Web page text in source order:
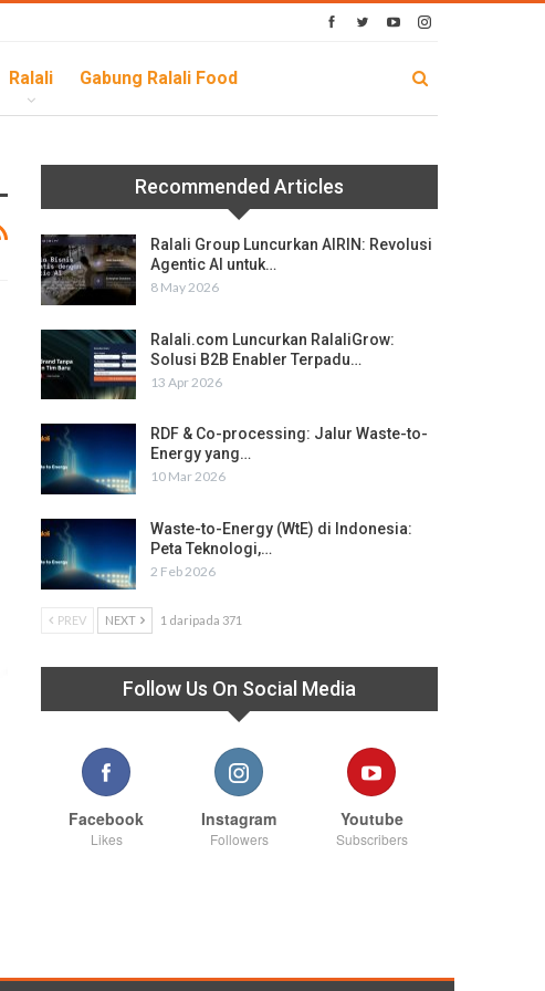
Ralali Gabung Ralali Food
Recommended Articles
Ralali Group Luncurkan AIRIN: Revolusi
Agentic AI untuk…
8 May 2026
Ralali.com Luncurkan RalaliGrow:
Solusi B2B Enabler Terpadu…
13 Apr 2026
RDF & Co-processing: Jalur Waste-to-
Energy yang…
10 Mar 2026
Waste-to-Energy (WtE) di Indonesia:
Peta Teknologi,…
2 Feb 2026
PREV NEXT 1 daripada 371
Follow Us On Social Media
Facebook
Likes
Instagram
Followers
Youtube
Subscribers